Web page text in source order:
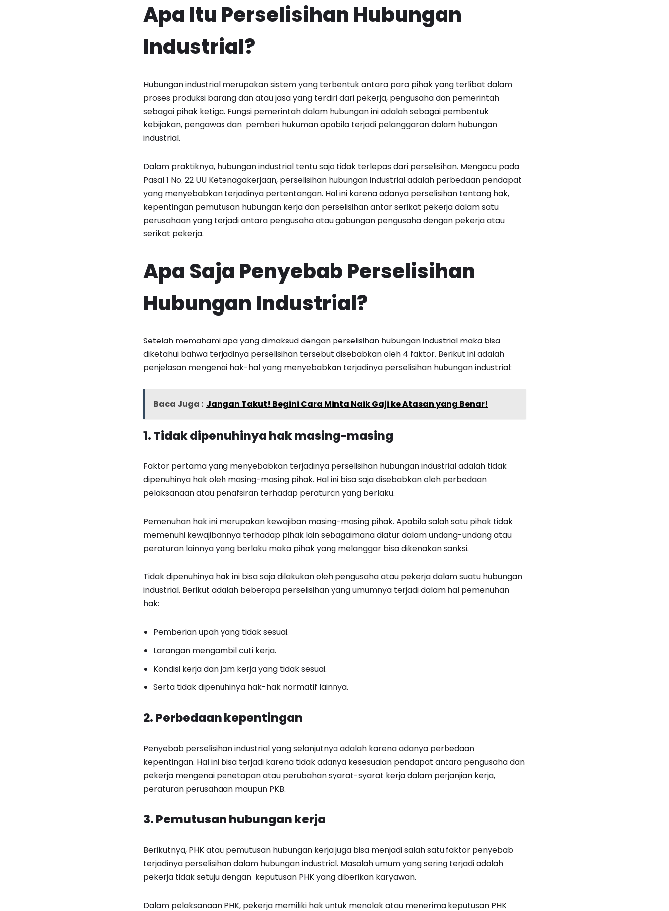
Apa Itu Perselisihan Hubungan
Industrial?
Hubungan industrial merupakan sistem yang terbentuk antara para pihak yang terlibat dalam
proses produksi barang dan atau jasa yang terdiri dari pekerja, pengusaha dan pemerintah
sebagai pihak ketiga. Fungsi pemerintah dalam hubungan ini adalah sebagai pembentuk
kebijakan, pengawas dan pemberi hukuman apabila terjadi pelanggaran dalam hubungan
industrial.
Dalam praktiknya, hubungan industrial tentu saja tidak terlepas dari perselisihan. Mengacu pada
Pasal 1 No. 22 UU Ketenagakerjaan, perselisihan hubungan industrial adalah perbedaan pendapat
yang menyebabkan terjadinya pertentangan. Hal ini karena adanya perselisihan tentang hak,
kepentingan pemutusan hubungan kerja dan perselisihan antar serikat pekerja dalam satu
perusahaan yang terjadi antara pengusaha atau gabungan pengusaha dengan pekerja atau
serikat pekerja.
Apa Saja Penyebab Perselisihan
Hubungan Industrial?
Setelah memahami apa yang dimaksud dengan perselisihan hubungan industrial maka bisa
diketahui bahwa terjadinya perselisihan tersebut disebabkan oleh 4 faktor. Berikut ini adalah
penjelasan mengenai hak-hal yang menyebabkan terjadinya perselisihan hubungan industrial:
Baca Juga : Jangan Takut! Begini Cara Minta Naik Gaji ke Atasan yang Benar!
1. Tidak dipenuhinya hak masing-masing
Faktor pertama yang menyebabkan terjadinya perselisihan hubungan industrial adalah tidak
dipenuhinya hak oleh masing-masing pihak. Hal ini bisa saja disebabkan oleh perbedaan
pelaksanaan atau penafsiran terhadap peraturan yang berlaku.
Pemenuhan hak ini merupakan kewajiban masing-masing pihak. Apabila salah satu pihak tidak
memenuhi kewajibannya terhadap pihak lain sebagaimana diatur dalam undang-undang atau
peraturan lainnya yang berlaku maka pihak yang melanggar bisa dikenakan sanksi.
Tidak dipenuhinya hak ini bisa saja dilakukan oleh pengusaha atau pekerja dalam suatu hubungan
industrial. Berikut adalah beberapa perselisihan yang umumnya terjadi dalam hal pemenuhan
hak:
Pemberian upah yang tidak sesuai.
Larangan mengambil cuti kerja.
Kondisi kerja dan jam kerja yang tidak sesuai.
Serta tidak dipenuhinya hak-hak normatif lainnya.
2. Perbedaan kepentingan
Penyebab perselisihan industrial yang selanjutnya adalah karena adanya perbedaan
kepentingan. Hal ini bisa terjadi karena tidak adanya kesesuaian pendapat antara pengusaha dan
pekerja mengenai penetapan atau perubahan syarat-syarat kerja dalam perjanjian kerja,
peraturan perusahaan maupun PKB.
3. Pemutusan hubungan kerja
Berikutnya, PHK atau pemutusan hubungan kerja juga bisa menjadi salah satu faktor penyebab
terjadinya perselisihan dalam hubungan industrial. Masalah umum yang sering terjadi adalah
pekerja tidak setuju dengan keputusan PHK yang diberikan karyawan.
Dalam pelaksanaan PHK, pekerja memiliki hak untuk menolak atau menerima keputusan PHK